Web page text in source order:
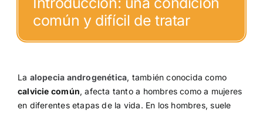
común y difícil de tratar
La alopecia androgenética, también conocida como
calvicie común, afecta tanto a hombres como a mujeres
en diferentes etapas de la vida. En los hombres, suele